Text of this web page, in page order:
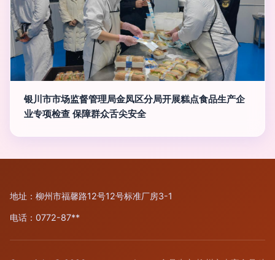
银川市市场监督管理局金凤区分局开展糕点食品生产企
业专项检查 保障群众舌尖安全
地址：柳州市福馨路12号12号标准厂房3-1
电话：0772-87**